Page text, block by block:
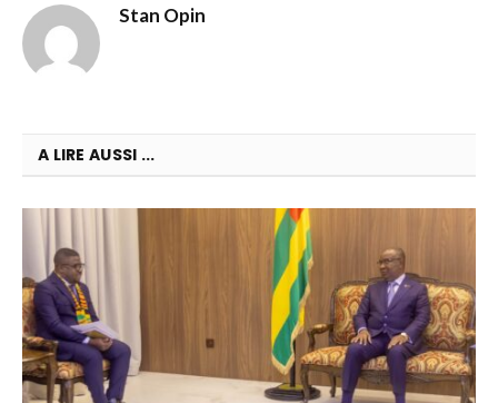
Stan Opin
A LIRE AUSSI ...